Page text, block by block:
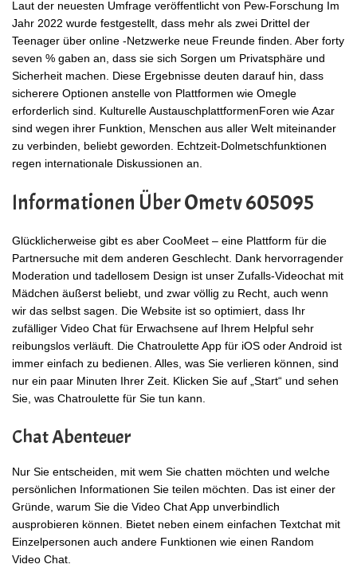
Laut der neuesten Umfrage veröffentlicht von Pew-Forschung Im
Jahr 2022 wurde festgestellt, dass mehr als zwei Drittel der
Teenager über online -Netzwerke neue Freunde finden. Aber forty
seven % gaben an, dass sie sich Sorgen um Privatsphäre und
Sicherheit machen. Diese Ergebnisse deuten darauf hin, dass
sicherere Optionen anstelle von Plattformen wie Omegle
erforderlich sind. Kulturelle AustauschplattformenForen wie Azar
sind wegen ihrer Funktion, Menschen aus aller Welt miteinander
zu verbinden, beliebt geworden. Echtzeit-Dolmetschfunktionen
regen internationale Diskussionen an.
Informationen Über Ometv 605095
Glücklicherweise gibt es aber CooMeet – eine Plattform für die
Partnersuche mit dem anderen Geschlecht. Dank hervorragender
Moderation und tadellosem Design ist unser Zufalls-Videochat mit
Mädchen äußerst beliebt, und zwar völlig zu Recht, auch wenn
wir das selbst sagen. Die Website ist so optimiert, dass Ihr
zufälliger Video Chat für Erwachsene auf Ihrem Helpful sehr
reibungslos verläuft. Die Chatroulette App für iOS oder Android ist
immer einfach zu bedienen. Alles, was Sie verlieren können, sind
nur ein paar Minuten Ihrer Zeit. Klicken Sie auf „Start“ und sehen
Sie, was Chatroulette für Sie tun kann.
Chat Abenteuer
Nur Sie entscheiden, mit wem Sie chatten möchten und welche
persönlichen Informationen Sie teilen möchten. Das ist einer der
Gründe, warum Sie die Video Chat App unverbindlich
ausprobieren können. Bietet neben einem einfachen Textchat mit
Einzelpersonen auch andere Funktionen wie einen Random
Video Chat.